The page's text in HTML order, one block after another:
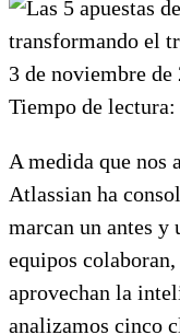
3 de noviembre de
Tiempo de lectura:
A medida que nos
Atlassian ha
marcan un antes y
equipos
aprovechan la
analizamos cinco